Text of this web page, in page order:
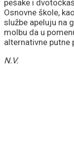
pešake i
Osnovne škole,
službe apeluju na
molbu da u
alternativne putne
N.V.